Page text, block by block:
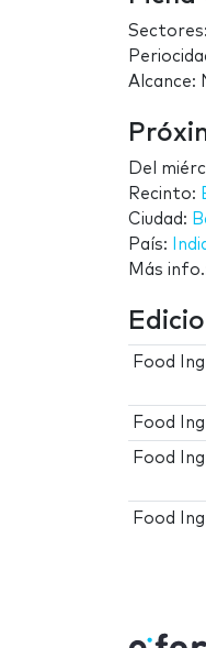
Sectores:
Alcance:
Del
Recinto:
Ciudad:
País:
Más
Food
Food
Food
Food